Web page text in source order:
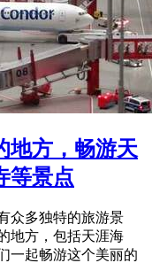
地方，畅游天
等景点
众多独特的旅游景
地方，包括天涯海
一起畅游这个美丽的